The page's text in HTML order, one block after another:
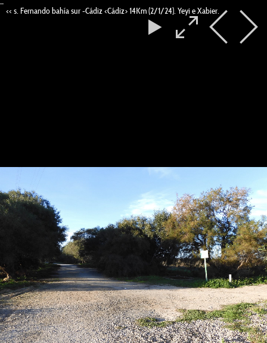
<< s. Fernando bahía sur -Cádiz <Cádiz> 14Km (2/1/24). Yeyi e Xabier.
--